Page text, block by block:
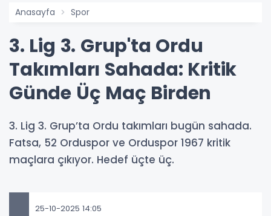
Anasayfa Spor
3. Lig 3. Grup'ta Ordu
Takımları Sahada: Kritik
Günde Üç Maç Birden
3. Lig 3. Grup’ta Ordu takımları bugün sahada.
Fatsa, 52 Orduspor ve Orduspor 1967 kritik
maçlara çıkıyor. Hedef üçte üç.
25-10-2025 14:05